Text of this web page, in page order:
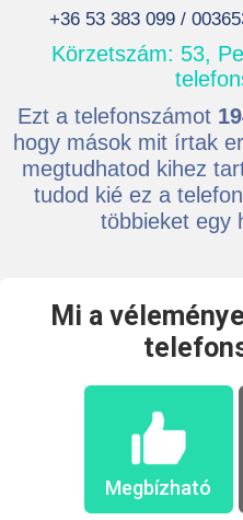
+36 53 383 099 /
Körzetszám: 53,
Ezt a telefonszámot
hogy mások mit írtak
megtudhatod kihez
tudod kié ez a
többieket egy
Mi a
Megbízható